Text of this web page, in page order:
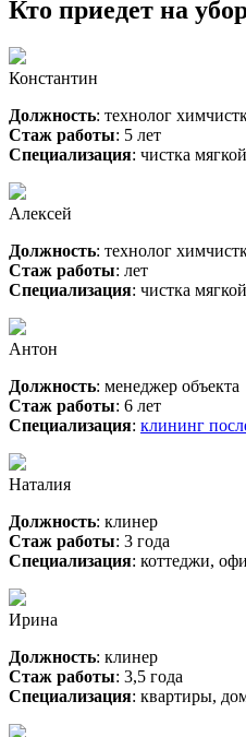
Кто приедет на
Константин
Должность: технолог
Стаж работы: 5 лет
Специализация: чистка
Алексей
Должность: технолог
Стаж работы: лет
Специализация: чистка
Антон
Должность: менеджер объекта
Стаж работы: 6 лет
Специализация: клининг
Наталия
Должность: клинер
Стаж работы: 3 года
Специализация: коттеджи,
Ирина
Должность: клинер
Стаж работы: 3,5 года
Специализация: квартиры,